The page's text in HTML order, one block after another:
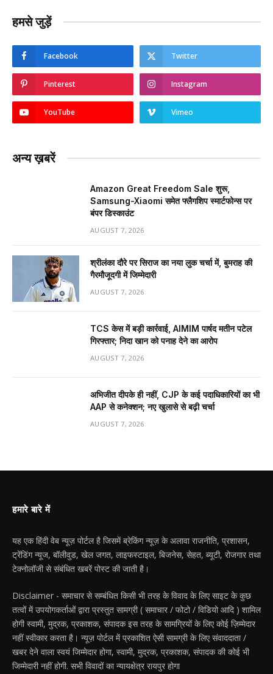
हमसे जुड़ें
Facebook Twitter
Pinterest Instagram
YouTube Vimeo
अन्य ख़बरें
Amazon Great Freedom Sale शुरू,
Samsung-Xiaomi समेत फ्लैगशिप स्मार्टफोन्स पर
बंपर डिस्काउंट
AUGUST 7, 2026
श्रीलंका दौरे पर सिराज का नया लुक चर्चा में, बुमराह की
गैरमौजूदगी में जिम्मेदारी
AUGUST 7, 2026
TCS केस में बड़ी कार्रवाई, AIMIM पार्षद मतीन पटेल
गिरफ्तार; निदा खान को पनाह देने का आरोप
AUGUST 7, 2026
अभिजीत दीपके ही नहीं, CJP के कई पदाधिकारियों का भी
AAP से कनेक्शन; नए खुलासे से बढ़ी चर्चा
AUGUST 7, 2026
हमारे बारे में
यह एक हिंदी वेब न्यूज़ पोर्टल है जिसमें ब्रेकिंग न्यूज़ के अलावा राजनीति, प्रशासन,
ट्रेंडिंग न्यूज, बॉलीवुड, खेल जगत, लाइफस्टाइल, बिजनेस, सेहत, ब्यूटी, रोजगार तथा
टेक्नोलॉजी से संबंधित खबरें पोस्ट की जाती है।
Disclaimer - समाचार से सम्बंधित किसी भी तरह के विवाद के लिए साइट के कुछ
तत्वों में उपयोगकर्ताओं द्वारा प्रस्तुत सामग्री ( समाचार / फोटो / विडियो आदि ) शामिल
होगी स्वामी, मुद्रक, प्रकाशक, संपादक इस तरह के सामग्रियों के लिए कोई ज़िम्मेदार
नहीं स्वीकार करता है। न्यूज़ पोर्टल में प्रकाशित ऐसी सामग्री के लिए संवाददाता /
खबर देने वाला स्वयं जिम्मेदार होगा, स्वामी, मुद्रक, प्रकाशक, संपादक की कोई भी
जिम्मेदारी नहीं होगी. सभी विवादों का न्यायक्षेत्र रायपुर होगा